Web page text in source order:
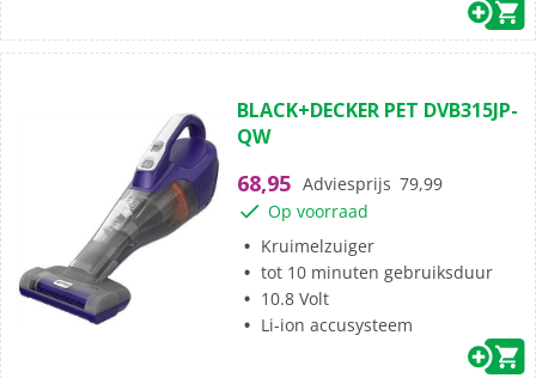
van
de
sterren.
BLACK+DECKER PET DVB315JP-
QW
68,95 Adviesprijs 79,99
Op voorraad
Kruimelzuiger
tot 10 minuten gebruiksduur
10.8 Volt
Li-ion accusysteem